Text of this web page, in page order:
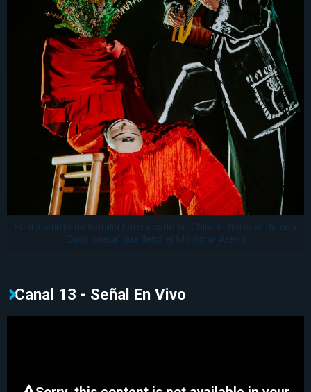
El rito íntimo de Natalia Lafourcade en Chile: El florecer de una
‘Cancionera’ que llenó el Movistar Arena.
Canal 13 - Señal En Vivo